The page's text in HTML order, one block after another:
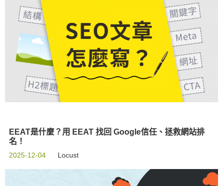
EEAT是什麼？用 EEAT 找回 Google信任、拯救網站排
名！
2025-12-04 Locust